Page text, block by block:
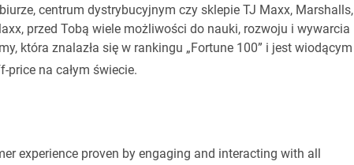
centrum dystrybucyjnym czy sklepie TJ Maxx, Marshalls,
przed Tobą wiele możliwości do nauki, rozwoju i wywarcia
która znalazła się w rankingu „Fortune 100” i jest wiodącym
na całym świecie.
experience proven by engaging and interacting with all